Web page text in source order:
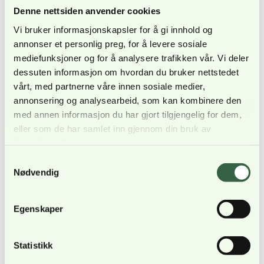
Denne nettsiden anvender cookies
Vi bruker informasjonskapsler for å gi innhold og
annonser et personlig preg, for å levere sosiale
mediefunksjoner og for å analysere trafikken vår. Vi deler
dessuten informasjon om hvordan du bruker nettstedet
vårt, med partnerne våre innen sosiale medier,
annonsering og analysearbeid, som kan kombinere den
med annen informasjon du har gjort tilgjengelig for dem,
eller som de har samlet inn gjennom din bruk av
Nødvendig
Egenskaper
Statistikk
og noterer.
«Ned med hodet»! . Under FOS ropes det tydelige
ordre om å holde hodet lavt. De som ikke lytter får